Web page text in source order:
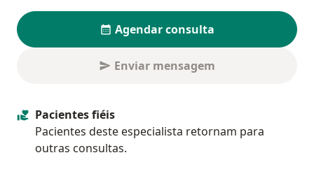
Agendar consulta
Enviar mensagem
Pacientes fiéis
Pacientes deste especialista retornam para
outras consultas.